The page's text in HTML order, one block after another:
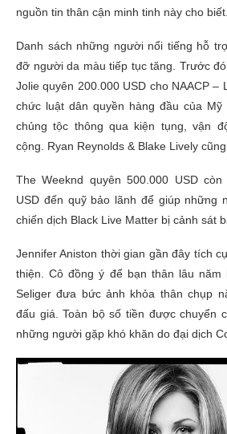
nguồn tin thân cận minh tinh này cho biết.
Danh sách những người nổi tiếng hỗ
đỡ người da màu tiếp tục tăng. Trước
Jolie quyên 200.000 USD cho NAACP –
chức luật dân quyền hàng đầu của
chủng tộc thông qua kiện tụng, vận
cộng. Ryan Reynolds & Blake Lively
The Weeknd quyên 500.000 USD
USD đến quỹ bảo lãnh để giúp những
chiến dịch Black Live Matter bị cảnh sát
Jennifer Aniston thời gian gần đây tích
thiện. Cô đồng ý để bạn thân lâu năm
Seliger đưa bức ảnh khỏa thân chụp
đấu giá. Toàn bộ số tiền được chuyển
những người gặp khó khăn do đại dịch